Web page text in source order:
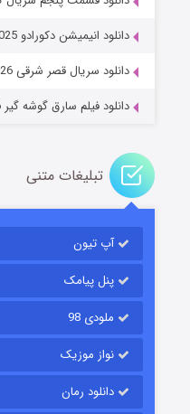
قسمت۲ (زیرنویس)
دانلود انیمیشن دکورادو Decorado 2025
دانلود سریال قصر شرقی The East Palace 2026
دانلود فیلم سارق گوشه گیر The Isolate Thief 2026
تبلیغات متنی
آپ تیون
پنل پیامک
ملودی 98
نواز موزیک
دانلود رمان